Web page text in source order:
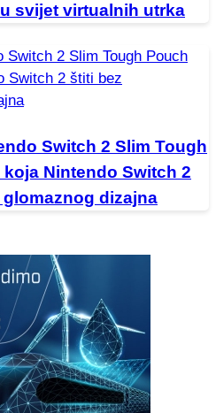
svijet virtualnih utrka
Switch 2 Slim Tough
Nintendo Switch 2
dizajna